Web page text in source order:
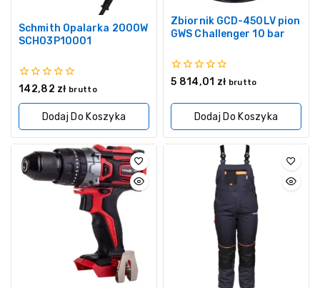
Schmith Opalarka 2000W
SCH03P10001
0
5
142,82 zł brutto
Dodaj Do Koszyka
Zbiornik GCD-450LV pion
GWS Challenger 10 bar
0
5
5 814,01 zł brutto
Dodaj Do Koszyka